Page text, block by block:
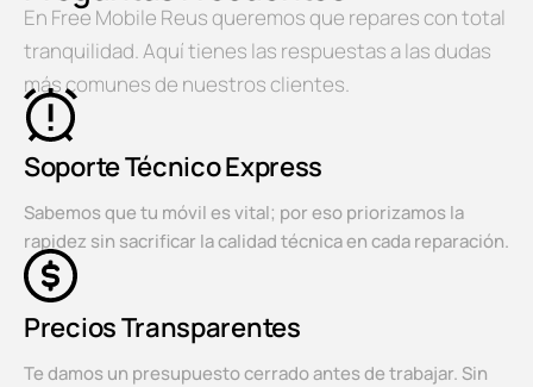
En Free Mobile Reus queremos que repares con total
tranquilidad. Aquí tienes las respuestas a las dudas
más comunes de nuestros clientes.
Soporte Técnico Express
Sabemos que tu móvil es vital; por eso priorizamos la
rapidez sin sacrificar la calidad técnica en cada reparación.
Precios Transparentes
Te damos un presupuesto cerrado antes de trabajar. Sin